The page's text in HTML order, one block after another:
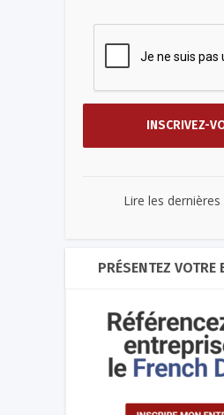
Lire les
PRÉSENTEZ VOTRE